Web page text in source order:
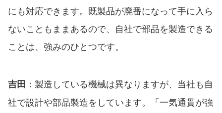
にも対応できます。既製品が廃番になって手に入ら
ないこともままあるので、自社で部品を製造できる
ことは、強みのひとつです。
吉田 ：製造している機械は異なりますが、当社も自
社で設計や部品製造をしています。「一気通貫が強